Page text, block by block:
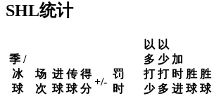
SHL统计
季 /
冰
球
场
次
进
球
传
球
得
分
+/-
罚
时
以
多
打
少
以
少
打
多
加
时
进
胜
球
胜
球